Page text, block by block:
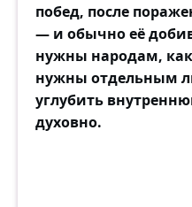
побед, после
— и обычно её
нужны народам,
нужны отдельным
углубить
духовно.